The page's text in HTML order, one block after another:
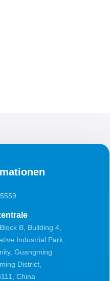
B, Building 4,
Industrial Park,
Guangming
District,
China